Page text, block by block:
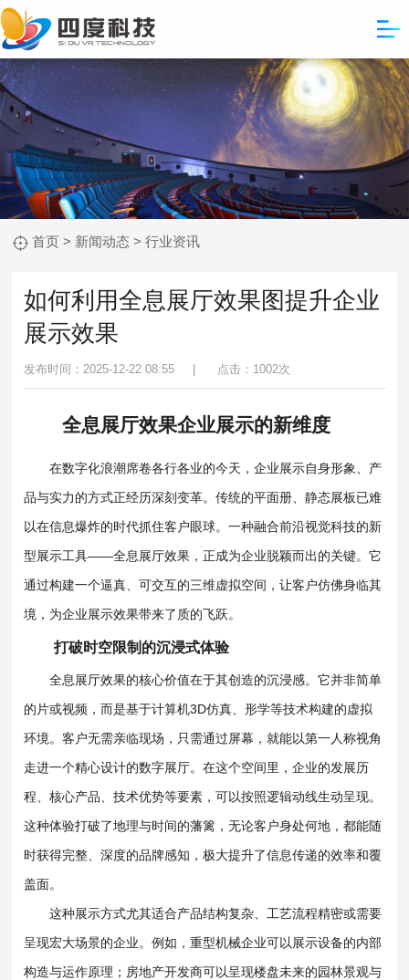
首页 > 新闻动态 >行业资讯
如何利用全息展厅效果图提升企业
展示效果
发布时间：2025-12-22 08:55 | 点击： 1002次
全息展厅效果企业展示的新维度
在数字化浪潮席卷各行各业的今天，企业展示自身形象、产
品与实力的方式正经历深刻变革。传统的平面册、静态展板已难
以在信息爆炸的时代抓住客户眼球。一种融合前沿视觉科技的新
型展示工具——全息展厅效果，正成为企业脱颖而出的关键。它
通过构建一个逼真、可交互的三维虚拟空间，让客户仿佛身临其
境，为企业展示效果带来了质的飞跃。
打破时空限制的沉浸式体验
全息展厅效果的核心价值在于其创造的沉浸感。它并非简单
的片或视频，而是基于计算机3D仿真、形学等技术构建的虚拟
环境。客户无需亲临现场，只需通过屏幕，就能以第一人称视角
走进一个精心设计的数字展厅。在这个空间里，企业的发展历
程、核心产品、技术优势等要素，可以按照逻辑动线生动呈现。
这种体验打破了地理与时间的藩篱，无论客户身处何地，都能随
时获得完整、深度的品牌感知，极大提升了信息传递的效率和覆
盖面。
这种展示方式尤其适合产品结构复杂、工艺流程精密或需要
呈现宏大场景的企业。例如，重型机械企业可以展示设备的内部
构造与运作原理；房地产开发商可以呈现楼盘未来的园林景观与